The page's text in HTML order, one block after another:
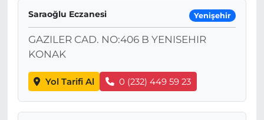
Saraoğlu Eczanesi Yenişehir
GAZILER CAD. NO:406 B YENISEHIR
KONAK
Yol Tarifi Al 0 (232) 449 59 23